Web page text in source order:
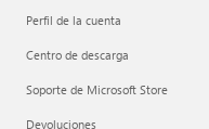
Perfil de la cuenta
Centro de descarga
Soporte de Microsoft Store
Devoluciones